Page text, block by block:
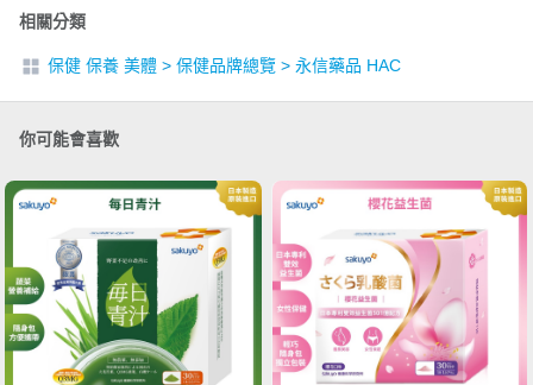
相關分類
保健 保養 美體 > 保健品牌總覽 > 永信藥品 HAC
你可能會喜歡